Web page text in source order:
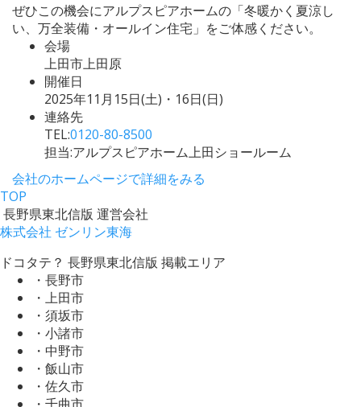
ぜひこの機会にアルプスピアホームの「冬暖かく夏涼し
い、万全装備・オールイン住宅」をご体感ください。
会場
上田市上田原
開催日
2025年11月15日(土)・16日(日)
連絡先
TEL:0120-80-8500
担当:アルプスピアホーム上田ショールーム
会社のホームページで詳細をみる
TOP
長野県東北信版 運営会社
株式会社 ゼンリン東海
ドコタテ？ 長野県東北信版 掲載エリア
・長野市
・上田市
・須坂市
・小諸市
・中野市
・飯山市
・佐久市